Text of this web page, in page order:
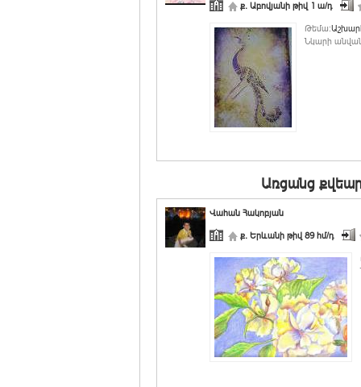
ք. Աբովյանի թիվ 1 ա/դ
Թեմա:
Նկարի
Առցանց
Վահան Հակոբյան
ք. Երևանի թիվ 89 հմ/դ